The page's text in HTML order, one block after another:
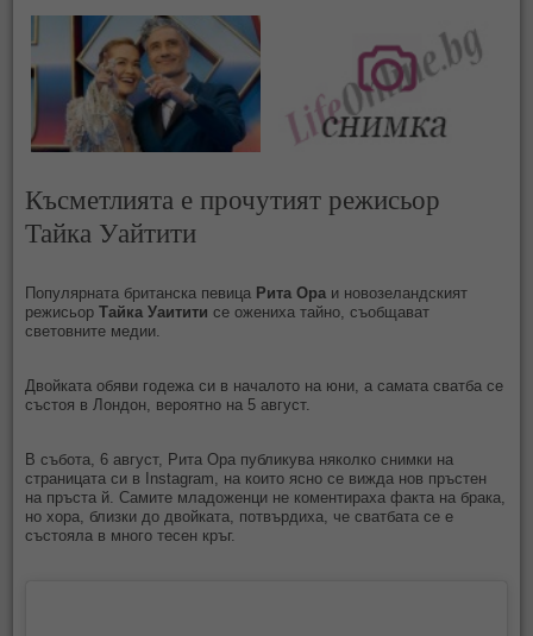
Късметлията е прочутият режисьор
Тайка Уайтити
Популярната британска певица Рита Ора и новозеландският
режисьорТайка Уаитити се ожениха тайно, съобщават
световните медии.
Двойката обяви годежа си в началото на юни, а самата сватба се
състоя в Лондон, вероятно на 5 август.
В събота, 6 август, Рита Ора публикува няколко снимки на
страницата си в Instagram, на които ясно се вижда нов пръстен
на пръста й. Самите младоженци не коментираха факта на брака,
но хора, близки до двойката, потвърдиха, че сватбата се е
състояла в много тесен кръг.